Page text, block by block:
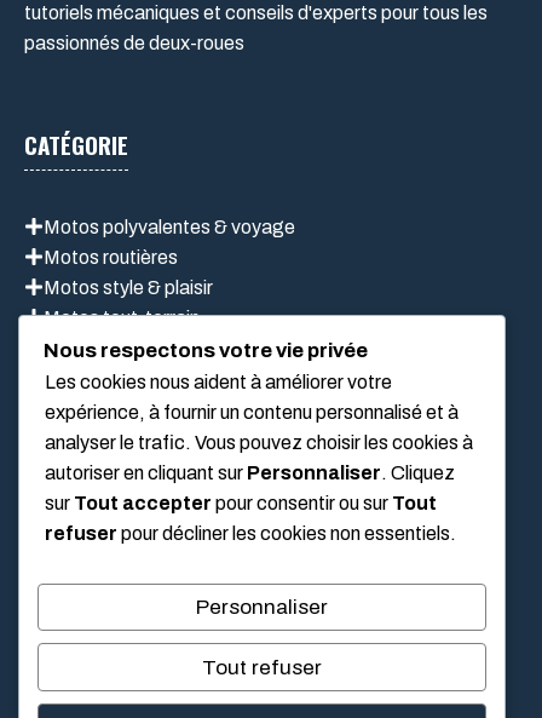
tutoriels mécaniques et conseils d'experts pour tous les
passionnés de deux-roues
CATÉGORIE
Motos polyvalentes & voyage
Motos routières
Motos style & plaisir
Motos tout-terrain
Scooter
LIEN UTILES
Mentions légales
Nous respectons votre vie privée
Les cookies nous aident à améliorer votre
expérience, à fournir un contenu personnalisé et à
analyser le trafic. Vous pouvez choisir les cookies à
autoriser en cliquant sur Personnaliser. Cliquez
sur Tout accepter pour consentir ou sur Tout
refuser pour décliner les cookies non essentiels.
Personnaliser
Tout refuser